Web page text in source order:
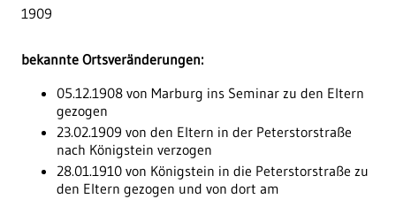
bekannte Ortsveränderungen:
05.12.1908 von Marburg ins Seminar zu den Eltern
gezogen
23.02.1909 von den Eltern in der Peterstorstraße
nach Königstein verzogen
28.01.1910 von Königstein in die Peterstorstraße zu
den Eltern gezogen und von dort am
1909